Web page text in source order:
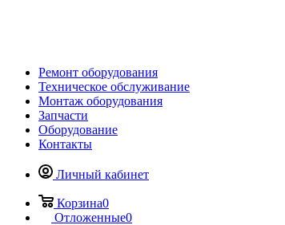
Ремонт оборудования
Техническое обслуживание
Монтаж оборудования
Запчасти
Оборудование
Контакты
Личный кабинет
Корзина0
Отложенные0